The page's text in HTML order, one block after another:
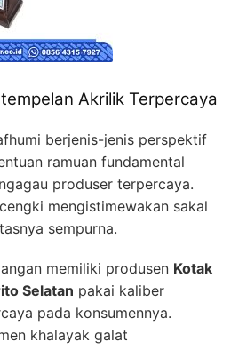
Akrilik Terpercaya
berjenis-jenis perspektif
ramuan fundamental
produser terpercaya.
mengistimewakan sakal
sempurna.
memiliki produsen Kotak
Selatan pakai kaliber
pada konsumennya.
khalayak galat